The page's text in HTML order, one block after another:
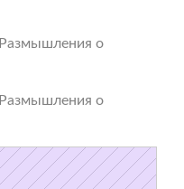
Размышления о
Размышления о